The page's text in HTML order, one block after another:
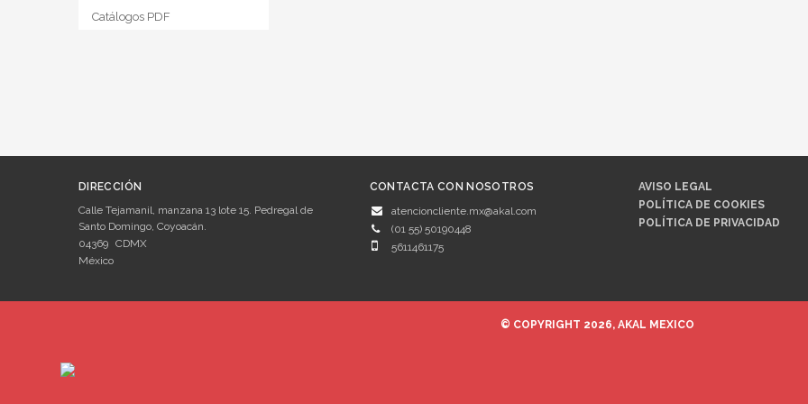
Catálogos PDF
DIRECCIÓN
Calle Tejamanil, manzana 13 lote 15. Pedregal de
Santo Domingo, Coyoacán.
04369 CDMX
México
CONTACTA CON NOSOTROS
atencioncliente.mx@akal.com
(01 55) 50190448
5611461175
AVISO LEGAL
POLÍTICA DE COOKIES
POLÍTICA DE PRIVACIDAD
© COPYRIGHT 2026, AKAL MEXICO